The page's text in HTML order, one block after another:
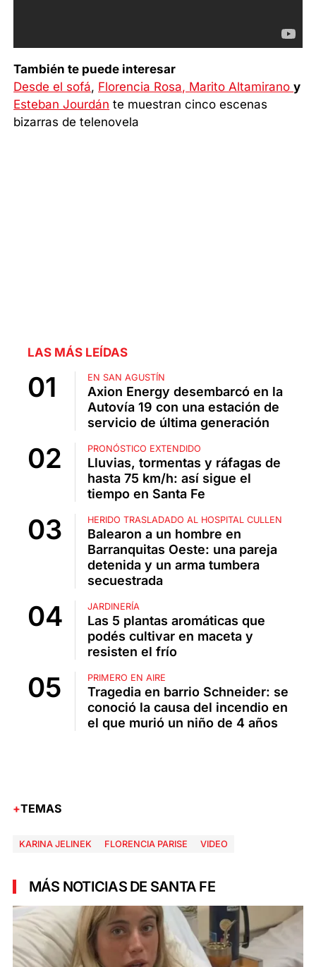
También te puede interesar
Desde el sofá, Florencia Rosa, Marito Altamiranoy
Esteban Jourdán te muestran cinco escenas
bizarras de telenovela
LAS MÁS LEÍDAS
EN SAN AGUSTÍN
Axion Energy desembarcó en la
Autovía 19 con una estación de
servicio de última generación
PRONÓSTICO EXTENDIDO
Lluvias, tormentas y ráfagas de
hasta 75 km/h: así sigue el
tiempo en Santa Fe
HERIDO TRASLADADO AL HOSPITAL CULLEN
Balearon a un hombre en
Barranquitas Oeste: una pareja
detenida y un arma tumbera
secuestrada
JARDINERÍA
Las 5 plantas aromáticas que
podés cultivar en maceta y
resisten el frío
PRIMERO EN AIRE
Tragedia en barrio Schneider: se
conoció la causa del incendio en
el que murió un niño de 4 años
TEMAS
KARINA JELINEK FLORENCIA PARISE VIDEO
MÁS NOTICIAS DE SANTA FE